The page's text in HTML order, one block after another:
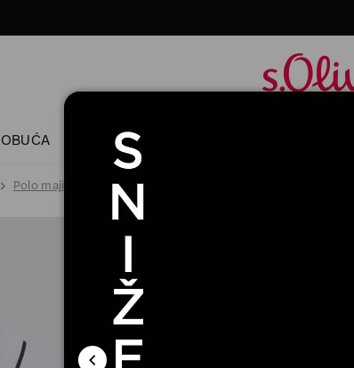
OBUĆA
Polo majica POLO MAJICA S KRATKIM RUKAVIMA